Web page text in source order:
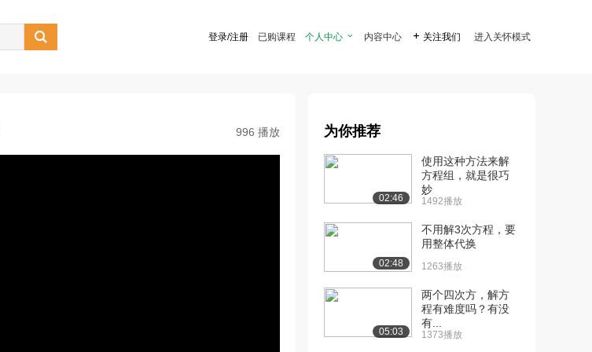
 登录/注册 已购课程 个人中心  内容中心  关注我们 进入关怀模式
996 播放 为你推荐
02:46
使用这种方法来解
方程组，就是很巧
妙
1492播放
02:48
不用解3次方程，要
用整体代换
1263播放
05:03
两个四次方，解方
程有难度吗？有没
有...
1373播放